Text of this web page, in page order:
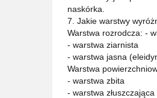
naskórka.
7. Jakie warstwy
Warstwa rozrodcza: -
- warstwa ziarnista
- warstwa jasna
Warstwa
- warstwa zbita
- warstwa złuszczająca